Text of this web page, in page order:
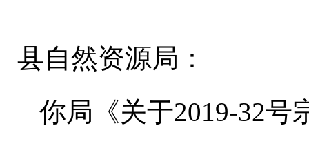
县自然资源局：
你局《关于2019-32号